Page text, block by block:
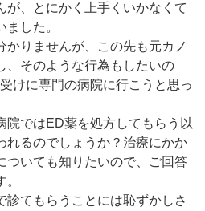
が、とにかく上手くいかなくて
した。
かりませんが、この先も元カノ
、そのような行為もしたいの
けに専門の病院に行こうと思っ
院ではED薬を処方してもらう以
れるのでしょうか？治療にかか
ついても知りたいので、ご回答
診てもらうことには恥ずかしさ